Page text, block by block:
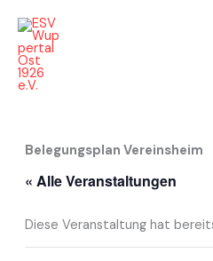
Inhalt
springen
Belegungsplan Vereinsheim
« Alle Veranstaltungen
Diese Veranstaltung hat